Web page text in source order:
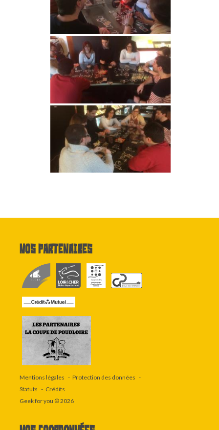
Nos partenaires
Mentions légales
Protection des données
Statuts
Crédits
Geek for you © 2026